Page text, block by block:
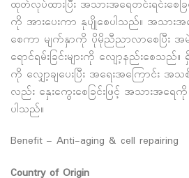
ထုတ်လုပ်ထားပြီး အသားအရေတင်းရင်းစေခ
ကို အားပေးကာ နုပျိုစေပါသည်။ အသားအ
စေကာ မျက်နှာကို ပိုမိုညီညာလာစေပြီး အမဲစ
ရောင်ရမ်းခြင်းများကို လျော့နည်းစေသည်။
ကို လျှော့ချပေးပြီး အရေးအကြောင်း အသ
လည်း နှေးကွေးစေခြင်းဖြင့် အသားအရေ
ပါသည်။
Benefit – Anti-aging & cell repairing
Country of Origin